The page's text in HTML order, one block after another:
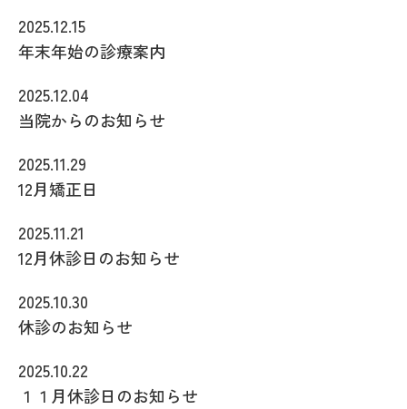
2025.12.15
年末年始の診療案内
2025.12.04
当院からのお知らせ
2025.11.29
12月矯正日
2025.11.21
12月休診日のお知らせ
2025.10.30
休診のお知らせ
2025.10.22
１１月休診日のお知らせ